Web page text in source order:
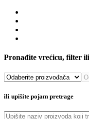
Pronađite vrećicu, filter
ili upišite pojam pretrage